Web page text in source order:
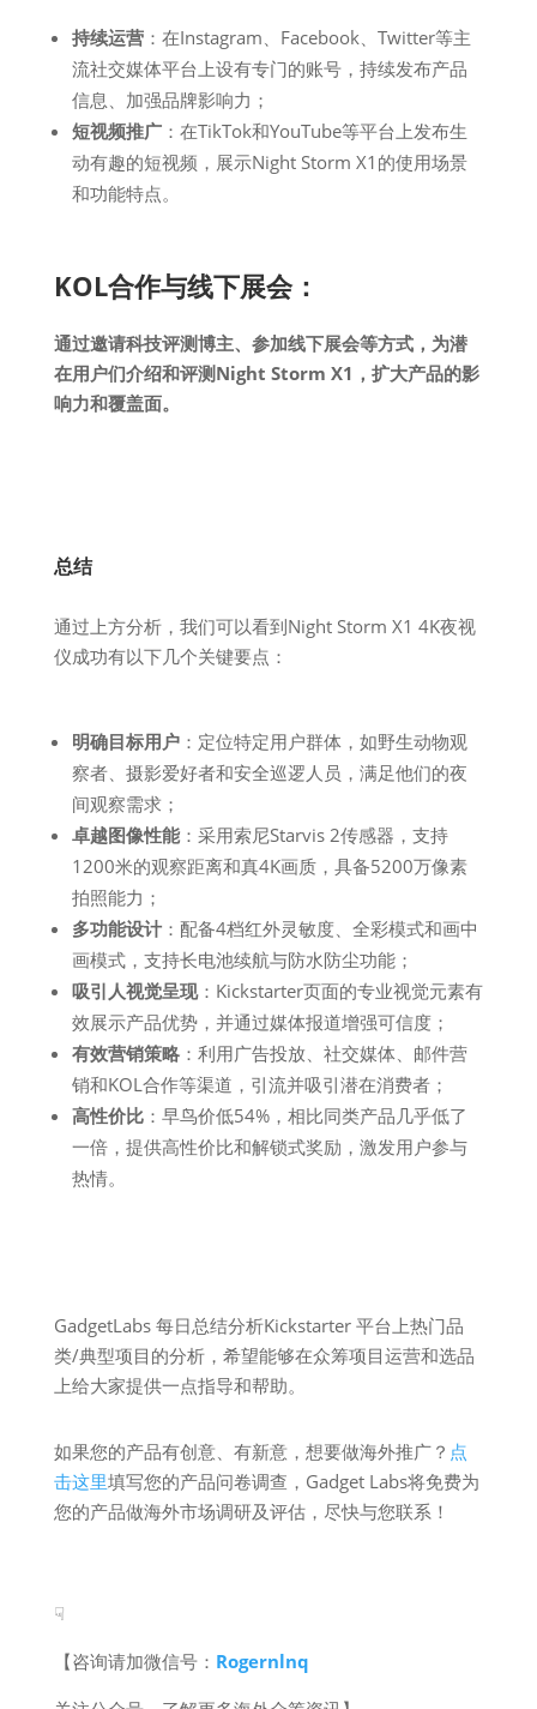
持续运营：在Instagram、Facebook、Twitter等主
流社交媒体平台上设有专门的账号，持续发布产品
信息、加强品牌影响力；
短视频推广：在TikTok和YouTube等平台上发布生
动有趣的短视频，展示Night Storm X1的使用场景
和功能特点。
KOL合作与线下展会：
通过邀请科技评测博主、参加线下展会等方式，为潜
在用户们介绍和评测Night Storm X1，扩大产品的影
响力和覆盖面。
总结
通过上方分析，我们可以看到Night Storm X1 4K夜视
仪成功有以下几个关键要点：
明确目标用户：定位特定用户群体，如野生动物观
察者、摄影爱好者和安全巡逻人员，满足他们的夜
间观察需求；
卓越图像性能：采用索尼Starvis 2传感器，支持
1200米的观察距离和真4K画质，具备5200万像素
拍照能力；
多功能设计：配备4档红外灵敏度、全彩模式和画中
画模式，支持长电池续航与防水防尘功能；
吸引人视觉呈现：Kickstarter页面的专业视觉元素有
效展示产品优势，并通过媒体报道增强可信度；
有效营销策略：利用广告投放、社交媒体、邮件营
销和KOL合作等渠道，引流并吸引潜在消费者；
高性价比：早鸟价低54%，相比同类产品几乎低了
一倍，提供高性价比和解锁式奖励，激发用户参与
热情。
GadgetLabs 每日总结分析Kickstarter 平台上热门品
类/典型项目的分析，希望能够在众筹项目运营和选品
上给大家提供一点指导和帮助。
如果您的产品有创意、有新意，想要做海外推广？ 点
击这里填写您的产品问卷调查，Gadget Labs将免费为
您的产品做海外市场调研及评估，尽快与您联系！
☟
【咨询请加微信号： Rogernlnq